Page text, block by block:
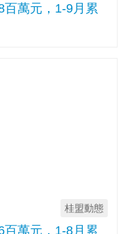
百萬元，1-9月累
桂盟動態
百萬元，1-8月累